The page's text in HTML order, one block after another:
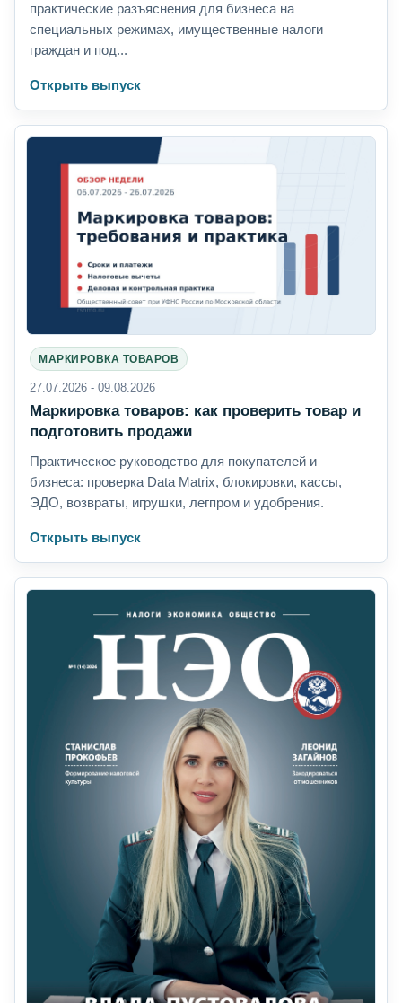
практические разъяснения для бизнеса на
специальных режимах, имущественные налоги
граждан и под...
Открыть выпуск
МАРКИРОВКА ТОВАРОВ
27.07.2026 - 09.08.2026
Маркировка товаров: как проверить товар и
подготовить продажи
Практическое руководство для покупателей и
бизнеса: проверка Data Matrix, блокировки, кассы,
ЭДО, возвраты, игрушки, легпром и удобрения.
Открыть выпуск